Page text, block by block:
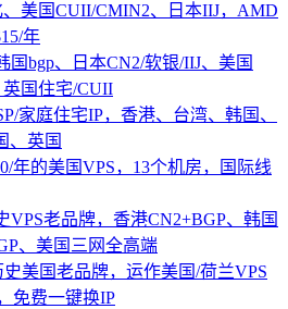
、美国CUII/CMIN2、日本IIJ，AMD
年
国bgp、日本CN2/软银/IIJ、美国
国住宅/CUII
家庭住宅IP，香港、台湾、韩国、
、英国
年的美国VPS，13个机房，国际线
VPS老品牌，香港CN2+BGP、韩国
、美国三网全高端
史美国老品牌，运作美国/荷兰VPS
免费一键换IP